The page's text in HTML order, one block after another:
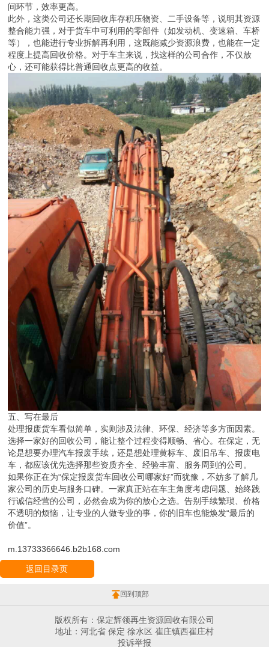
间环节，效率更高。
此外，这类公司还长期回收库存积压物资、二手设备等，说明其资源
整合能力强，对于货车中可利用的零部件（如发动机、变速箱、车桥
等），也能进行专业拆解再利用，这既能减少资源浪费，也能在一定
程度上提高回收价格。对于车主来说，找这样的公司合作，不仅放
心，还可能获得比普通回收点更高的收益。
五、写在最后
处理报废货车看似简单，实则涉及法律、环保、经济等多方面因素。
选择一家好的回收公司，能让整个过程变得顺畅、省心。在保定，无
论是想要办理汽车报废手续，还是想处理黄标车、废旧吊车、报废电
车，都应该优先选择那些资质齐全、经验丰富、服务周到的公司。
如果你正在为“保定报废货车回收公司哪家好”而犹豫，不妨多了解几
家公司的历史与服务口碑。一家真正站在车主角度考虑问题、始终践
行诚信经营的公司，必然会成为你的放心之选。告别手续繁琐、价格
不透明的烦恼，让专业的人做专业的事，你的旧车也能焕发“最后的
价值”。
m.13733366646.b2b168.com
返回目录页
回到顶部
版权所有：保定辉领再生资源回收有限公司
地址：河北省 保定 徐水区 崔庄镇西崔庄村
投诉举报